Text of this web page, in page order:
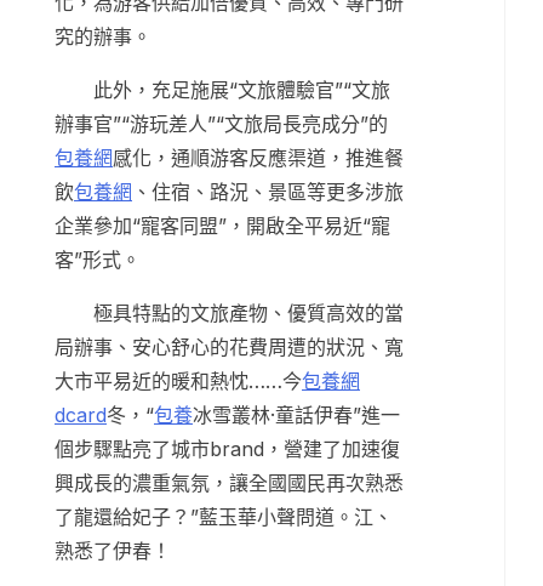
究的辦事。
此外，充足施展“文旅體驗官”“文旅
辦事官”“游玩差人”“文旅局長亮成分”的
包養網感化，通順游客反應渠道，推進餐
飲包養網 、住宿、路況、景區等更多涉旅
企業參加“寵客同盟”，開啟全平易近“寵
客”形式。
極具特點的文旅產物、優質高效的當
局辦事、安心舒心的花費周遭的狀況、寬
大市平易近的暖和熱忱……今包養網
dcard冬，“包養冰雪叢林·童話伊春”進一
個步驟點亮了城市brand，營建了加速復
興成長的濃重氣氛，讓全國國民再次熟悉
了龍還給妃子？”藍玉華小聲問道。江、
熟悉了伊春！